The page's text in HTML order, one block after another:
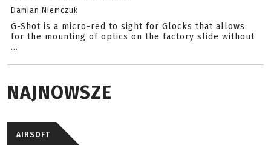
Damian Niemczuk
G-Shot is a micro-red to sight for Glocks that allows
for the mounting of optics on the factory slide without
...
NAJNOWSZE
AIRSOFT